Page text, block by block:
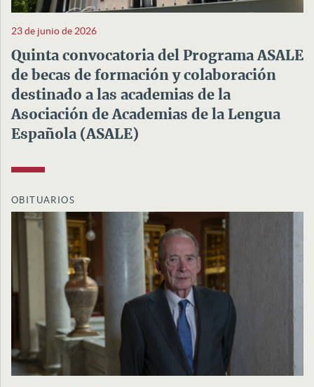
23 de junio de 2026
Quinta convocatoria del Programa ASALE
de becas de formación y colaboración
destinado a las academias de la
Asociación de Academias de la Lengua
Española (ASALE)
OBITUARIOS